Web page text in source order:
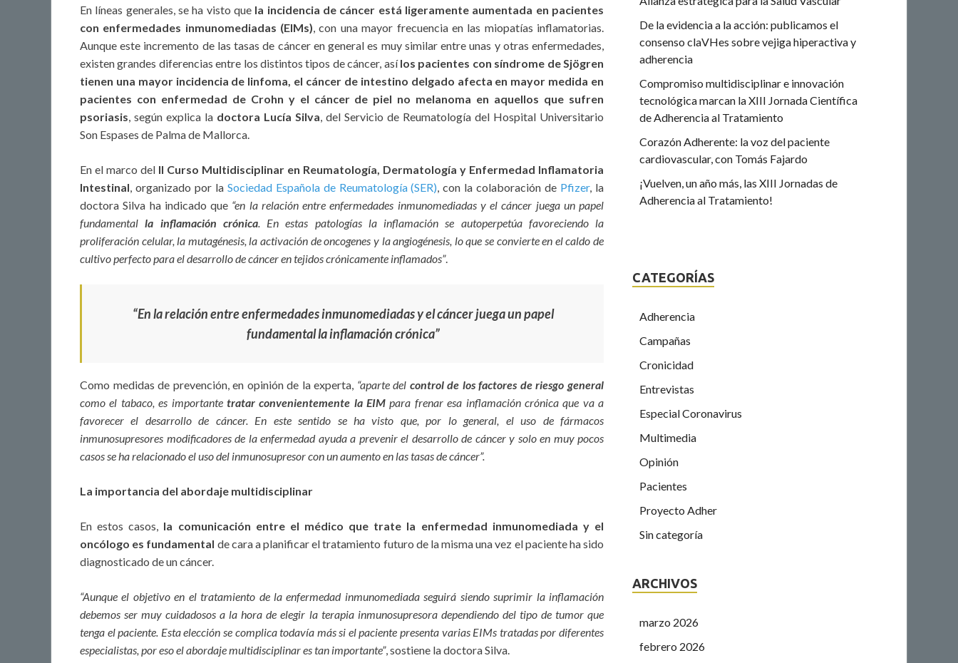
En líneas generales, se ha visto que la incidencia de cáncer está ligeramente aumentada en pacientes
con enfermedades inmunomediadas (EIMs), con una mayor frecuencia en las miopatías inflamatorias.
Aunque este incremento de las tasas de cáncer en general es muy similar entre unas y otras enfermedades,
existen grandes diferencias entre los distintos tipos de cáncer, asílos pacientes con síndrome de Sjögren
tienen una mayor incidencia de linfoma, el cáncer de intestino delgado afecta en mayor medida en
pacientes con enfermedad de Crohn y el cáncer de piel no melanoma en aquellos que sufren
psoriasis, según explica la doctora Lucía Silva, del Servicio de Reumatología del Hospital Universitario
Son Espases de Palma de Mallorca.
En el marco del II Curso Multidisciplinar en Reumatología, Dermatología y Enfermedad Inflamatoria
Intestinal, organizado por la Sociedad Española de Reumatología (SER), con la colaboración de Pfizer, la
doctora Silva ha indicado que “en la relación entre enfermedades inmunomediadas y el cáncer juega un papel
fundamentalla inflamación crónica. En estas patologías la inflamación se autoperpetúa favoreciendo la
proliferación celular, la mutagénesis, la activación de oncogenes y la angiogénesis, lo que se convierte en el caldo de
cultivo perfecto para el desarrollo de cáncer en tejidos crónicamente inflamados”.
“En la relación entre enfermedades inmunomediadas y el cáncer juega un papel
fundamental la inflamación crónica”
Como medidas de prevención, en opinión de la experta, “aparte del control de los factores de riesgo general
como el tabaco, es importante tratar convenientemente la EIM para frenar esa inflamación crónica que va a
favorecer el desarrollo de cáncer. En este sentido se ha visto que, por lo general, el uso de fármacos
inmunosupresores modificadores de la enfermedad ayuda a prevenir el desarrollo de cáncer y solo en muy pocos
casos se ha relacionado el uso del inmunosupresor con un aumento en las tasas de cáncer”.
La importancia del abordaje multidisciplinar
En estos casos, la comunicación entre el médico que trate la enfermedad inmunomediada y el
oncólogo es fundamental de cara a planificar el tratamiento futuro de la misma una vez el paciente ha sido
diagnosticado de un cáncer.
“Aunque el objetivo en el tratamiento de la enfermedad inmunomediada seguirá siendo suprimir la inflamación
debemos ser muy cuidadosos a la hora de elegir la terapia inmunosupresora dependiendo del tipo de tumor que
tenga el paciente. Esta elección se complica todavía más si el paciente presenta varias EIMs tratadas por diferentes
especialistas, por eso el abordaje multidisciplinar es tan importante”, sostiene la doctora Silva.
De la evidencia a la acción: publicamos el
consenso claVHes sobre vejiga hiperactiva y
adherencia
Compromiso multidisciplinar e innovación
tecnológica marcan la XIII Jornada Científica
de Adherencia al Tratamiento
Corazón Adherente: la voz del paciente
cardiovascular, con Tomás Fajardo
¡Vuelven, un año más, las XIII Jornadas de
Adherencia al Tratamiento!
CATEGORÍAS
Adherencia
Campañas
Cronicidad
Entrevistas
Especial Coronavirus
Multimedia
Opinión
Pacientes
Proyecto Adher
Sin categoría
ARCHIVOS
marzo 2026
febrero 2026